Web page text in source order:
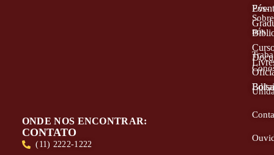
ONDE NOS ENCONTRAR:
CONTATO
(11) 2222-1222
Sobre
nós
Pós-